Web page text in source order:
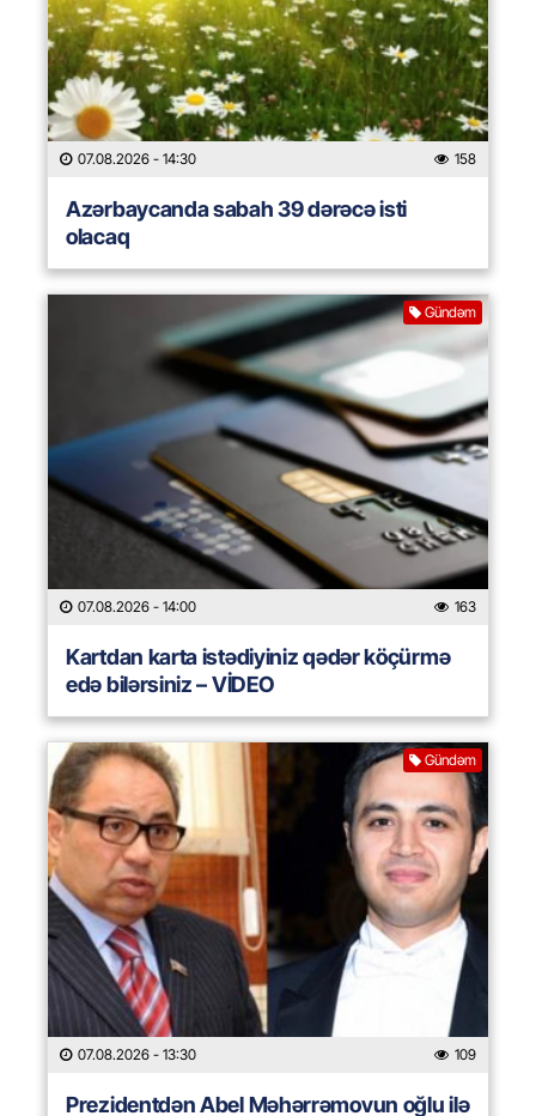
07.08.2026 - 14:30 158
Azərbaycanda sabah 39 dərəcə isti
olacaq
Gündəm
07.08.2026 - 14:00 163
Kartdan karta istədiyiniz qədər köçürmə
edə bilərsiniz – VİDEO
Gündəm
07.08.2026 - 13:30 109
Prezidentdən Abel Məhərrəmovun oğlu ilə